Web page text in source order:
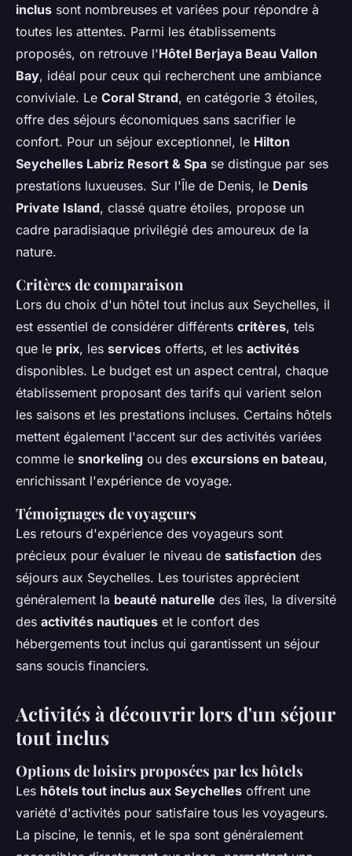
inclus sont nombreuses et variées pour répondre à
toutes les attentes. Parmi les établissements
proposés, on retrouve l'Hôtel Berjaya Beau Vallon
Bay, idéal pour ceux qui recherchent une ambiance
conviviale. Le Coral Strand, en catégorie 3 étoiles,
offre des séjours économiques sans sacrifier le
confort. Pour un séjour exceptionnel, le Hilton
Seychelles Labriz Resort & Spa se distingue par ses
prestations luxueuses. Sur l'Île de Denis, le Denis
Private Island, classé quatre étoiles, propose un
cadre paradisiaque privilégié des amoureux de la
nature.
Critères de comparaison
Lors du choix d'un hôtel tout inclus aux Seychelles, il
est essentiel de considérer différents critères, tels
que le prix, les services offerts, et les activités
disponibles. Le budget est un aspect central, chaque
établissement proposant des tarifs qui varient selon
les saisons et les prestations incluses. Certains hôtels
mettent également l'accent sur des activités variées
comme le snorkeling ou des excursions en bateau,
enrichissant l'expérience de voyage.
Témoignages de voyageurs
Les retours d'expérience des voyageurs sont
précieux pour évaluer le niveau de satisfaction des
séjours aux Seychelles. Les touristes apprécient
généralement la beauté naturelle des îles, la diversité
des activités nautiques et le confort des
hébergements tout inclus qui garantissent un séjour
sans soucis financiers.
Activités à découvrir lors d'un séjour
tout inclus
Options de loisirs proposées par les hôtels
Les hôtels tout inclus aux Seychelles offrent une
variété d'activités pour satisfaire tous les voyageurs.
La piscine, le tennis, et le spa sont généralement